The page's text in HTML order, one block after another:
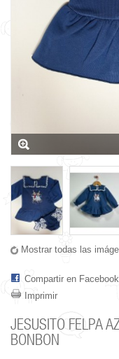
Mostrar todas las
Compartir en Facebook
Imprimir
JESUSITO FELPA
BONBON